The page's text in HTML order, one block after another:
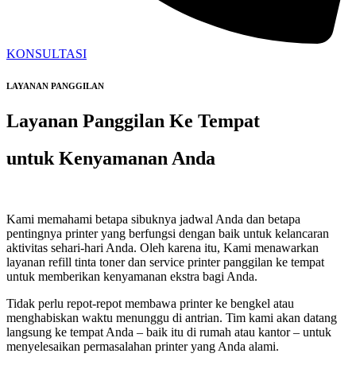
KONSULTASI
LAYANAN PANGGILAN
Layanan Panggilan Ke Tempat
untuk Kenyamanan Anda
Kami memahami betapa sibuknya jadwal Anda dan betapa
pentingnya printer yang berfungsi dengan baik untuk kelancaran
aktivitas sehari-hari Anda. Oleh karena itu, Kami menawarkan
layanan refill tinta toner dan service printer panggilan ke tempat
untuk memberikan kenyamanan ekstra bagi Anda.
Tidak perlu repot-repot membawa printer ke bengkel atau
menghabiskan waktu menunggu di antrian. Tim kami akan datang
langsung ke tempat Anda – baik itu di rumah atau kantor – untuk
menyelesaikan permasalahan printer yang Anda alami.